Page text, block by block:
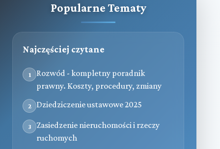
Popularne Tematy
Najczęściej czytane
1
Rozwód - kompletny poradnik
prawny. Koszty, procedury, zmiany
2 Dziedziczenie ustawowe 2025
3
Zasiedzenie nieruchomości i rzeczy
ruchomych